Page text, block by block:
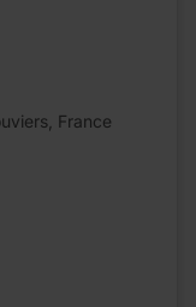
France